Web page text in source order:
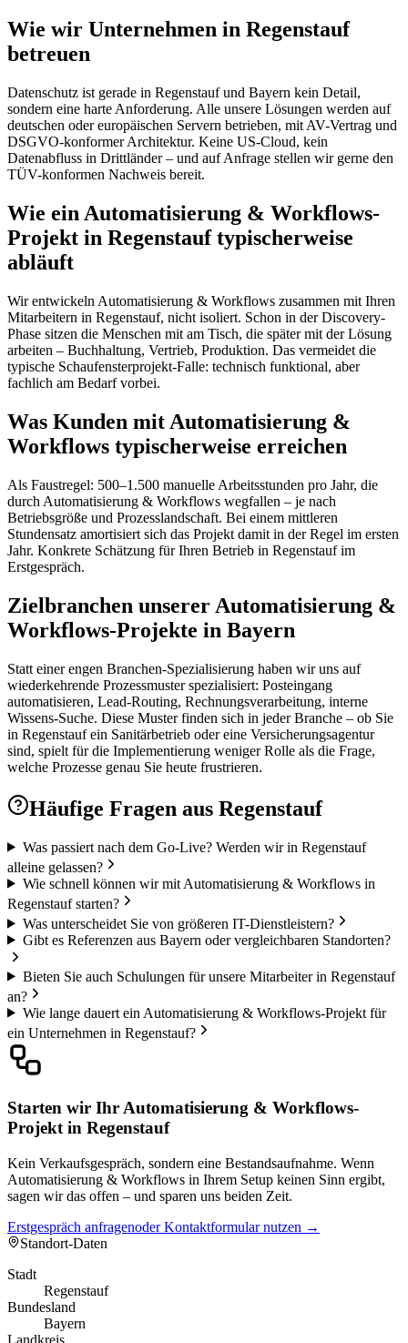
Wie wir Unternehmen in Regenstauf
betreuen
Datenschutz ist gerade in Regenstauf und Bayern kein Detail,
sondern eine harte Anforderung. Alle unsere Lösungen werden auf
deutschen oder europäischen Servern betrieben, mit AV-Vertrag und
DSGVO-konformer Architektur. Keine US-Cloud, kein
Datenabfluss in Drittländer – und auf Anfrage stellen wir gerne den
TÜV-konformen Nachweis bereit.
Wie ein Automatisierung & Workflows-
Projekt in Regenstauf typischerweise
abläuft
Wir entwickeln Automatisierung & Workflows zusammen mit Ihren
Mitarbeitern in Regenstauf, nicht isoliert. Schon in der Discovery-
Phase sitzen die Menschen mit am Tisch, die später mit der Lösung
arbeiten – Buchhaltung, Vertrieb, Produktion. Das vermeidet die
typische Schaufensterprojekt-Falle: technisch funktional, aber
fachlich am Bedarf vorbei.
Was Kunden mit Automatisierung &
Workflows typischerweise erreichen
Als Faustregel: 500–1.500 manuelle Arbeitsstunden pro Jahr, die
durch Automatisierung & Workflows wegfallen – je nach
Betriebsgröße und Prozesslandschaft. Bei einem mittleren
Stundensatz amortisiert sich das Projekt damit in der Regel im ersten
Jahr. Konkrete Schätzung für Ihren Betrieb in Regenstauf im
Erstgespräch.
Zielbranchen unserer Automatisierung &
Workflows-Projekte in Bayern
Statt einer engen Branchen-Spezialisierung haben wir uns auf
wiederkehrende Prozessmuster spezialisiert: Posteingang
automatisieren, Lead-Routing, Rechnungsverarbeitung, interne
Wissens-Suche. Diese Muster finden sich in jeder Branche – ob Sie
in Regenstauf ein Sanitärbetrieb oder eine Versicherungsagentur
sind, spielt für die Implementierung weniger Rolle als die Frage,
welche Prozesse genau Sie heute frustrieren.
Häufige Fragen aus Regenstauf
Was passiert nach dem Go-Live? Werden wir in Regenstauf
alleine gelassen?
Wie schnell können wir mit Automatisierung & Workflows in
Regenstauf starten?
Was unterscheidet Sie von größeren IT-Dienstleistern?
Gibt es Referenzen aus Bayern oder vergleichbaren Standorten?
Bieten Sie auch Schulungen für unsere Mitarbeiter in Regenstauf
an?
Wie lange dauert ein Automatisierung & Workflows-Projekt für
ein Unternehmen in Regenstauf?
Starten wir Ihr Automatisierung & Workflows-
Projekt in Regenstauf
Kein Verkaufsgespräch, sondern eine Bestandsaufnahme. Wenn
Automatisierung & Workflows in Ihrem Setup keinen Sinn ergibt,
sagen wir das offen – und sparen uns beiden Zeit.
Erstgespräch anfragenoder Kontaktformular nutzen →
Standort-Daten
Stadt
Regenstauf
Bundesland
Bayern
Landkreis